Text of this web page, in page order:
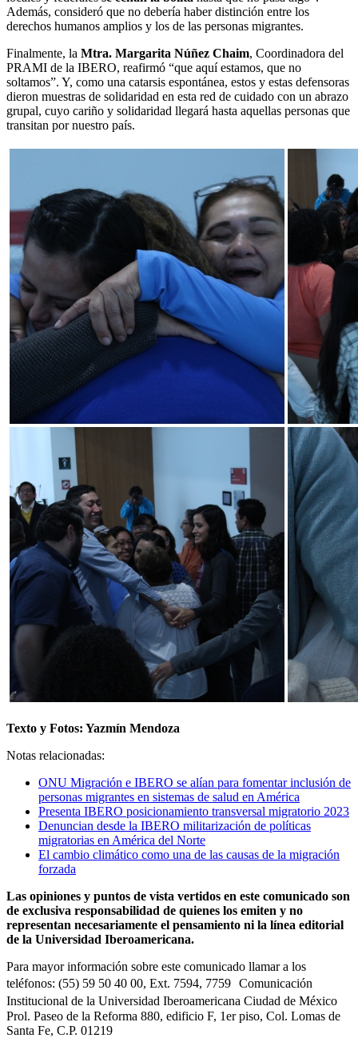
Además, consideró que no debería haber distinción entre los
derechos humanos amplios y los de las personas migrantes.
Finalmente, la Mtra. Margarita Núñez Chaim, Coordinadora del
PRAMI de la IBERO, reafirmó “que aquí estamos, que no
soltamos”. Y, como una catarsis espontánea, estos y estas defensoras
dieron muestras de solidaridad en esta red de cuidado con un abrazo
grupal, cuyo cariño y solidaridad llegará hasta aquellas personas que
transitan por nuestro país.
Texto y Fotos: Yazmín Mendoza
Notas relacionadas:
ONU Migración e IBERO se alían para fomentar inclusión de
personas migrantes en sistemas de salud en América
Presenta IBERO posicionamiento transversal migratorio 2023
Denuncian desde la IBERO militarización de políticas
migratorias en América del Norte
El cambio climático como una de las causas de la migración
forzada
Las opiniones y puntos de vista vertidos en este comunicado son
de exclusiva responsabilidad de quienes los emiten y no
representan necesariamente el pensamiento ni la línea editorial
de la Universidad Iberoamericana.
Para mayor información sobre este comunicado llamar a los
teléfonos: (55) 59 50 40 00, Ext. 7594, 7759 Comunicación
Institucional de la Universidad Iberoamericana Ciudad de México
Prol. Paseo de la Reforma 880, edificio F, 1er piso, Col. Lomas de
Santa Fe, C.P. 01219